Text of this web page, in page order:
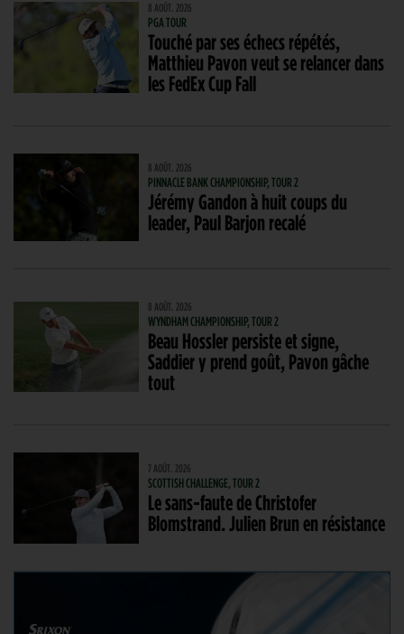
8 AOÛT. 2026
PGA TOUR
Touché par ses échecs répétés,
Matthieu Pavon veut se relancer dans
les FedEx Cup Fall
8 AOÛT. 2026
PINNACLE BANK CHAMPIONSHIP, TOUR 2
Jérémy Gandon à huit coups du
leader, Paul Barjon recalé
8 AOÛT. 2026
WYNDHAM CHAMPIONSHIP, TOUR 2
Beau Hossler persiste et signe,
Saddier y prend goût, Pavon gâche
tout
7 AOÛT. 2026
SCOTTISH CHALLENGE, TOUR 2
Le sans-faute de Christofer
Blomstrand. Julien Brun en résistance